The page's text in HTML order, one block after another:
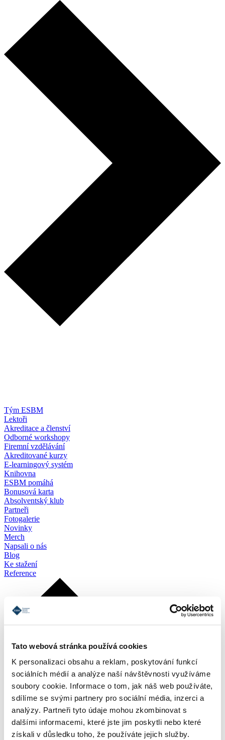
Tato webová stránka používá cookies
K personalizaci obsahu a reklam, poskytování funkcí
sociálních médií a analýze naší návštěvnosti využíváme
soubory cookie. Informace o tom, jak náš web používáte,
sdílíme se svými partnery pro sociální média, inzerci a
analýzy. Partneři tyto údaje mohou zkombinovat s
dalšími informacemi, které jste jim poskytli nebo které
získali v důsledku toho, že používáte jejich služby.
Tým ESBM
Lektoři
Akreditace a členství
Odborné workshopy
Firemní vzdělávání
Akreditované kurzy
E-learningový systém
Knihovna
ESBM pomáhá
Bonusová karta
Absolventský klub
Partneři
Fotogalerie
Novinky
Merch
Napsali o nás
Blog
Ke stažení
Reference